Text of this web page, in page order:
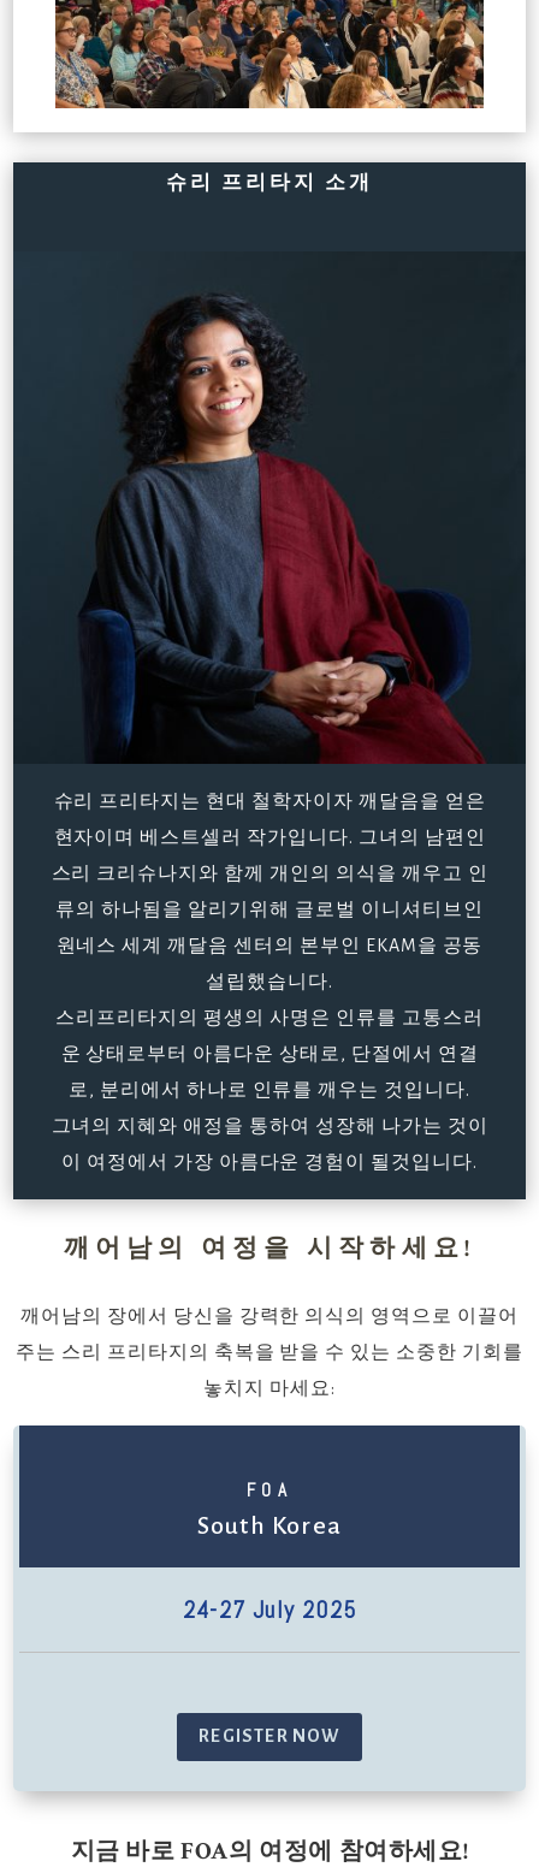
슈리 프리타지 소개
슈리 프리타지는 현대 철학자이자 깨달음을 얻은
현자이며 베스트셀러 작가입니다. 그녀의 남편인
스리 크리슈나지와 함께 개인의 의식을 깨우고 인
류의 하나됨을 알리기위해 글로벌 이니셔티브인
원네스 세계 깨달음 센터의 본부인 EKAM을 공동
설립했습니다.
스리프리타지의 평생의 사명은 인류를 고통스러
운 상태로부터 아름다운 상태로, 단절에서 연결
로, 분리에서 하나로 인류를 깨우는 것입니다.
그녀의 지혜와 애정을 통하여 성장해 나가는 것이
이 여정에서 가장 아름다운 경험이 될것입니다.
깨어남의 여정을 시작하세요!
깨어남의 장에서 당신을 강력한 의식의 영역으로 이끌어
주는 스리 프리타지의 축복을 받을 수 있는 소중한 기회를
놓치지 마세요:
FOA
South Korea
24-27 July 2025
REGISTER NOW
지금 바로 FOA의 여정에 참여하세요!